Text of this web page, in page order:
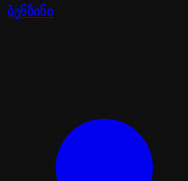
ბენზინი